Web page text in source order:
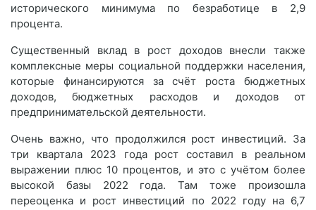
исторического минимума по безработице в 2,9
процента.
Существенный вклад в рост доходов внесли также
комплексные меры социальной поддержки населения,
которые финансируются за счёт роста бюджетных
доходов, бюджетных расходов и доходов от
предпринимательской деятельности.
Очень важно, что продолжился рост инвестиций. За
три квартала 2023 года рост составил в реальном
выражении плюс 10 процентов, и это с учётом более
высокой базы 2022 года. Там тоже произошла
переоценка и рост инвестиций по 2022 году на 6,7